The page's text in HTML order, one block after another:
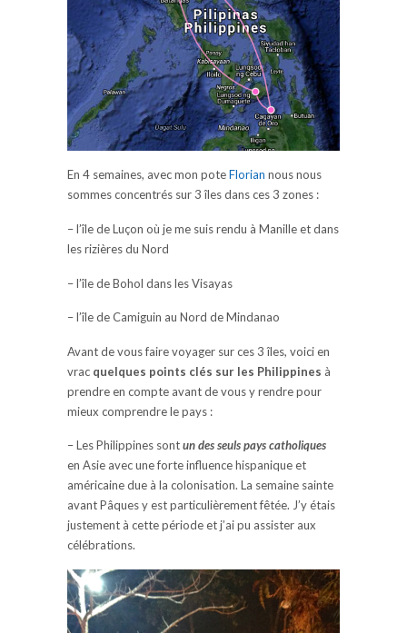
En 4 semaines, avec mon poteFlorian nous nous
sommes concentrés sur 3 îles dans ces 3 zones :
– l’île de Luçon où je me suis rendu à Manille et dans
les rizières du Nord
– l’île de Bohol dans les Visayas
– l’île de Camiguin au Nord de Mindanao
Avant de vous faire voyager sur ces 3 îles, voici en
vrac quelques points clés sur les Philippines à
prendre en compte avant de vous y rendre pour
mieux comprendre le pays :
– Les Philippines sontun des seuls pays catholiques
en Asie avec une forte influence hispanique et
américaine due à la colonisation. La semaine sainte
avant Pâques y est particulièrement fêtée. J’y étais
justement à cette période et j’ai pu assister aux
célébrations.